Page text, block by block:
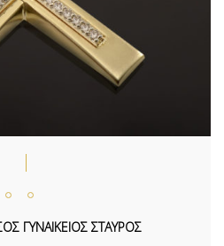
ΓΥΝΑΙΚΕΙΟΣ ΣΤΑΥΡΟΣ